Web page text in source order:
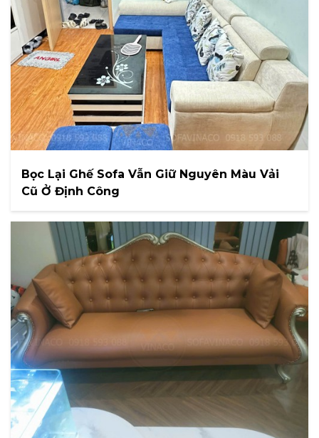
Bọc Lại Ghế Sofa Vẫn Giữ Nguyên Màu Vải
Cũ Ở Định Công